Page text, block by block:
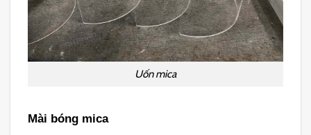
Uốn mica
Mài bóng mica